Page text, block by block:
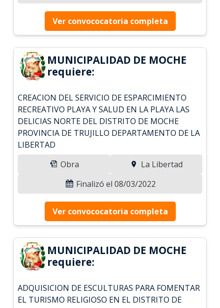
Ver convococatoria completa
MUNICIPALIDAD DE MOCHE
requiere:
CREACION DEL SERVICIO DE ESPARCIMIENTO
RECREATIVO PLAYA Y SALUD EN LA PLAYA LAS
DELICIAS NORTE DEL DISTRITO DE MOCHE
PROVINCIA DE TRUJILLO DEPARTAMENTO DE LA
LIBERTAD
Obra
La Libertad
Finalizó el 08/03/2022
Ver convococatoria completa
MUNICIPALIDAD DE MOCHE
requiere:
ADQUISICION DE ESCULTURAS PARA FOMENTAR
EL TURISMO RELIGIOSO EN EL DISTRITO DE